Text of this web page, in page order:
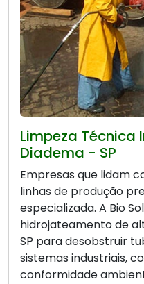
Limpeza Técnica
Diadema - SP
Empresas que lidam
linhas de produção
especializada. A Bio
hidrojateamento de
SP para desobstruir
sistemas industriais,
conformidade